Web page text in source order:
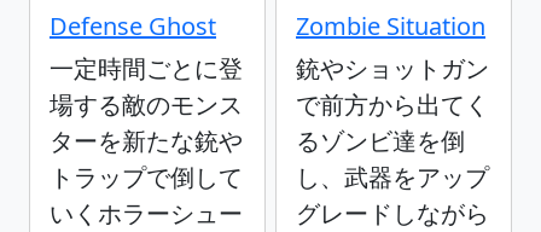
Defense Ghost
一定時間ごとに登
場する敵のモンス
ターを新たな銃や
トラップで倒して
いくホラーシュー
Zombie Situation
銃やショットガン
で前方から出てく
るゾンビ達を倒
し、武器をアップ
グレードしながら